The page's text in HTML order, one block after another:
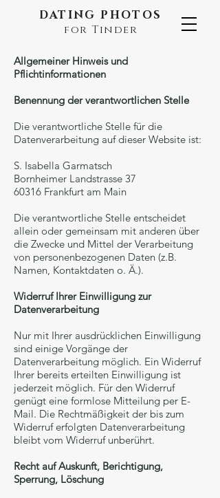
DATING PHOTOS
for Tinder
Allgemeiner Hinweis und
Pflichtinformationen
Benennung der verantwortlichen Stelle
Die verantwortliche Stelle für die
Datenverarbeitung auf dieser Website ist:
S. Isabella Garmatsch
Bornheimer Landstrasse 37
60316 Frankfurt am Main
Die verantwortliche Stelle entscheidet
allein oder gemeinsam mit anderen über
die Zwecke und Mittel der Verarbeitung
von personenbezogenen Daten (z.B.
Namen, Kontaktdaten o. Ä.).
Widerruf Ihrer Einwilligung zur
Datenverarbeitung
Nur mit Ihrer ausdrücklichen Einwilligung
sind einige Vorgänge der
Datenverarbeitung möglich. Ein Widerruf
Ihrer bereits erteilten Einwilligung ist
jederzeit möglich. Für den Widerruf
genügt eine formlose Mitteilung per E-
Mail. Die Rechtmäßigkeit der bis zum
Widerruf erfolgten Datenverarbeitung
bleibt vom Widerruf unberührt.
Recht auf Auskunft, Berichtigung,
Sperrung, Löschung